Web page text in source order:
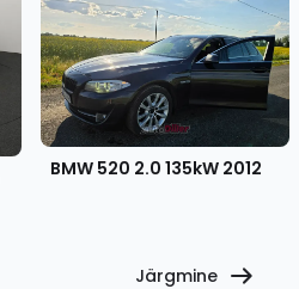
BMW 520 2.0 135kW 2012
Järgmine